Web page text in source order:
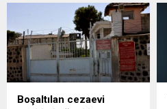
Boşaltılan cezaevi